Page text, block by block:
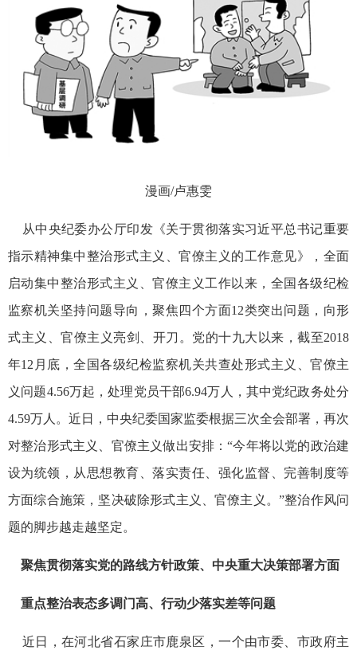
漫画/卢惠雯
从中央纪委办公厅印发《关于贯彻落实习近平总书记重要
指示精神集中整治形式主义、官僚主义的工作意见》，全面
启动集中整治形式主义、官僚主义工作以来，全国各级纪检
监察机关坚持问题导向，聚焦四个方面12类突出问题，向形
式主义、官僚主义亮剑、开刀。党的十九大以来，截至2018
年12月底，全国各级纪检监察机关共查处形式主义、官僚主
义问题4.56万起，处理党员干部6.94万人，其中党纪政务处分
4.59万人。近日，中央纪委国家监委根据三次全会部署，再次
对整治形式主义、官僚主义做出安排：“今年将以党的政治建
设为统领，从思想教育、落实责任、强化监督、完善制度等
方面综合施策，坚决破除形式主义、官僚主义。”整治作风问
题的脚步越走越坚定。
聚焦贯彻落实党的路线方针政策、中央重大决策部署方面
重点整治表态多调门高、行动少落实差等问题
近日，在河北省石家庄市鹿泉区，一个由市委、市政府主